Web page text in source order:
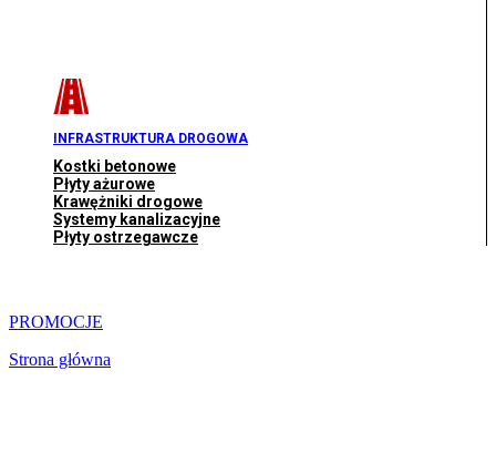
INFRASTRUKTURA DROGOWA
Kostki betonowe
Płyty ażurowe
Krawężniki drogowe
Systemy kanalizacyjne
Płyty ostrzegawcze
PROMOCJE
Strona główna